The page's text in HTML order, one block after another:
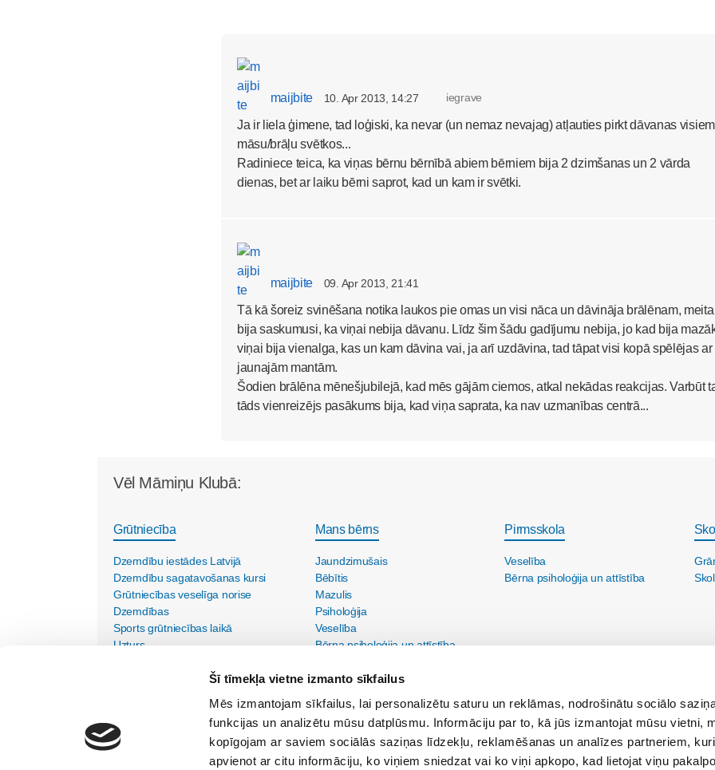
Šī tīmekļa vietne izmanto sīkfailus
Mēs izmantojam sīkfailus, lai personalizētu saturu un reklāmas, nodrošinātu sociālo
funkcijas un analizētu mūsu datplūsmu. Informāciju par to, kā jūs izmantojat mūsu vietni,
kopīgojam ar saviem sociālās saziņas līdzekļu, reklamēšanas un analīzes partneriem,
apvienot ar citu informāciju, ko viņiem sniedzat vai ko viņi apkopo, kad lietojat viņu
maijbite 10. Apr 2013, 14:27 iegrave
Ja ir liela ģimene, tad loģiski, ka nevar (un nemaz nevajag) atļauties pirkt dāvanas visiem
māsu/brāļu svētkos...
Radiniece teica, ka viņas bērnu bērnībā abiem bērniem bija 2 dzimšanas un 2 vārda
dienas, bet ar laiku bērni saprot, kad un kam ir svētki.
maijbite 09. Apr 2013, 21:41
Tā kā šoreiz svinēšana notika laukos pie omas un visi nāca un dāvināja brālēnam, meita
bija saskumusi, ka viņai nebija dāvanu. Līdz šim šādu gadījumu nebija, jo kad bija
viņai bija vienalga, kas un kam dāvina vai, ja arī uzdāvina, tad tāpat visi kopā spēlējas ar
jaunajām mantām.
Šodien brālēna mēnešjubilejā, kad mēs gājām ciemos, atkal nekādas reakcijas. Varbūt
tāds vienreizējs pasākums bija, kad viņa saprata, ka nav uzmanības centrā...
Vēl Māmiņu Klubā:
Grūtniecība
Dzemdību iestādes Latvijā
Dzemdību sagatavošanas kursi
Grūtniecības veselīga norise
Dzemdības
Sports grūtniecības laikā
Uzturs
Mans bērns
Jaundzimušais
Bēbītis
Mazulis
Psiholoģija
Veselība
Bērna psiholoģija un attīstība
Pirmsskola
Veselība
Bērna psiholoģija un attīstība
SIA "Lietišķās kreativitātes grupa"